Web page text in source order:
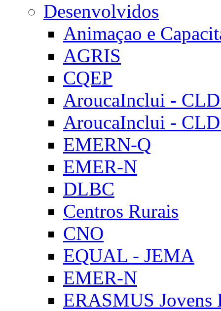
Desenvolvidos
Animaçao e
AGRIS
CQEP
AroucaInclui -
AroucaInclui -
EMERN-Q
EMER-N
DLBC
Centros Rurais
CNO
EQUAL - JEMA
EMER-N
ERASMUS Jovens